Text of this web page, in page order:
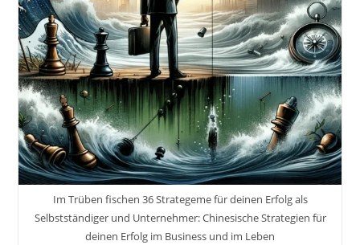
Im Trüben fischen 36 Strategeme für deinen Erfolg als
Selbstständiger und Unternehmer: Chinesische Strategien für
deinen Erfolg im Business und im Leben